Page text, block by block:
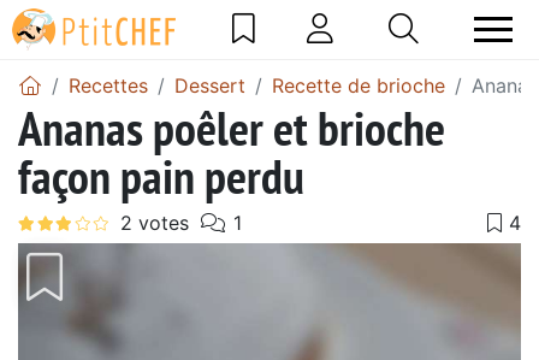
Recettes Dessert Recette de brioche
Ananas poêler et brioche
façon pain perdu